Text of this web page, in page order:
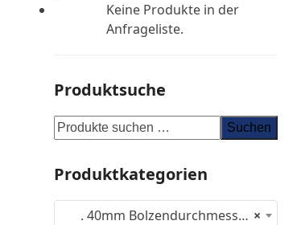
Keine Produkte in der
Anfrageliste.
Produktsuche
Suchen
Produktkategorien
×
. 40mm Bolzendurchmesser (9)